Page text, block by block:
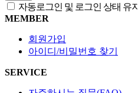
자동로그인 및 로그인 상태 유지
MEMBER
회원가입
아이디/비밀번호 찾기
SERVICE